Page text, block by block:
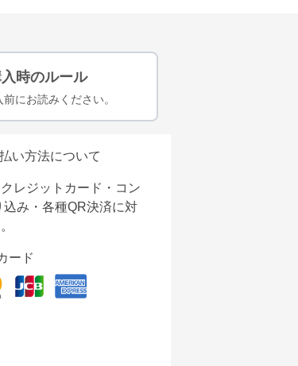
時のルール
にお読みください。
い方法について
レジットカード・コン
込み・各種QR決済に対
ード